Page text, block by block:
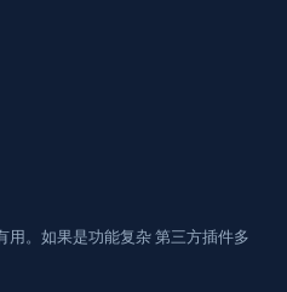
用。如果是功能复杂 第三方插件多